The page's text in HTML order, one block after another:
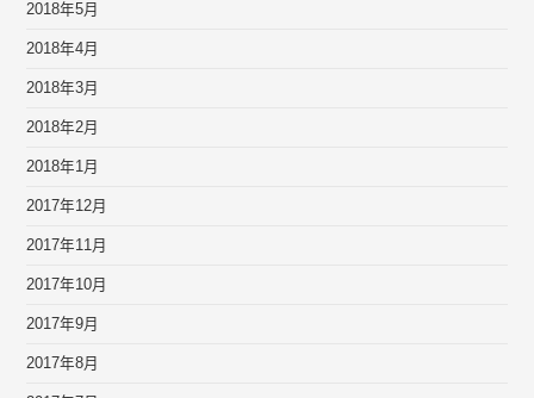
2018年5月
2018年4月
2018年3月
2018年2月
2018年1月
2017年12月
2017年11月
2017年10月
2017年9月
2017年8月